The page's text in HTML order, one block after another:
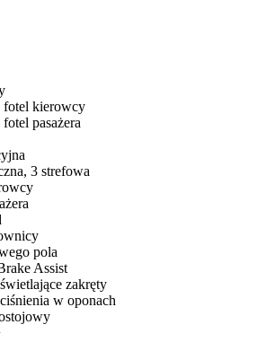
fotel kierowcy
pasażera
3 strefowa
pola
Assist
zakręty
w oponach